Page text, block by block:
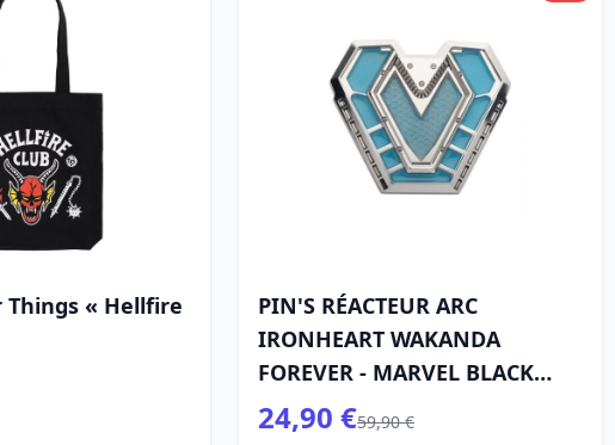
Things « Hellfire
PIN'S RÉACTEUR ARC
IRONHEART WAKANDA
FOREVER - MARVEL BLACK
PANTHER
24,90 €59,90 €